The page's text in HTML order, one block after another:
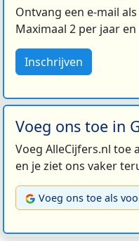
Ontvang een e-mail
Maximaal 2 per jaar
Inschrijven
Voeg ons toe in
Voeg AlleCijfers.nl toe
en je ziet ons vaker
Voeg ons toe als